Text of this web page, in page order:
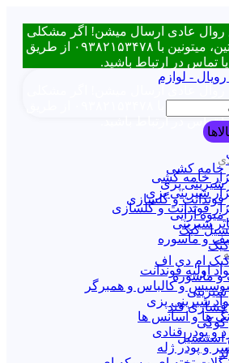
عادی ارسال میشن! اگر مشکلی
در ثبت سفارش داشتین، میتونین با ۰۹۳۸۲۱۵۳۴۷۸ از طریق
یا تماس در ارتباط باشید.
روال عادی ارسال میشن! اگر مشکلی
تماس در ارتباط باشید.
خامه کشی
شیرینی پزی
فوندانت و گلسازی
میوه آرایی
کیک
کیک
ام دی اف
و ماسوره
شیرینی
فشاری قند
کوکی
خامه کشی
شیرینی پزی
فوندانت و گلسازی
شیرینی
و ماسوره
اولیه فوندانت
و کالباس و همبرگر
شیرینی پزی
ها و اسانس ها
و پودر قنادی
و پودر ژله